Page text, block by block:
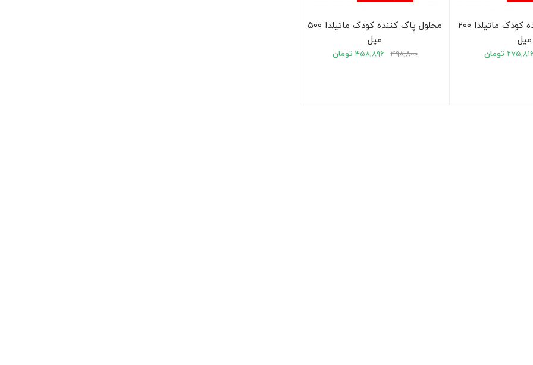
محلول پاک کننده کودک ماتیلدا ۲۰۰
میل
۲۷۵,۸۱۶ تومان
محلول پاک کننده کودک ماتیلدا ۵۰۰
میل
۴۹۸,۸۰۰ ۴۵۸,۸۹۶ تومان